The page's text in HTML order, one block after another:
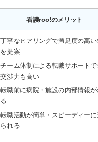
看護roo!のメリット
丁寧なヒアリングで満足度の高い
を提案
チーム体制による転職サポートで
交渉力も高い
転職前に病院・施設の内部情報が
る
転職活動が簡単・スピーディーに
られる